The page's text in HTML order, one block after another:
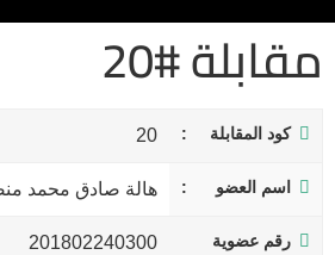
مقابلة #20
كود المقابلة 20
اسم العضو هالة صادق محمد
رقم عضوية
201802240300